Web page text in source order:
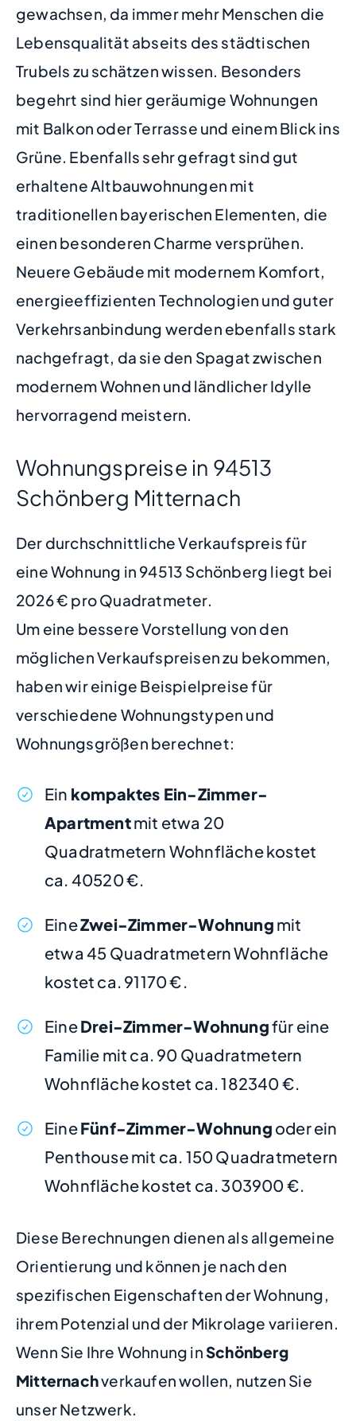
gewachsen, da immer mehr Menschen die
Lebensqualität abseits des städtischen
Trubels zu schätzen wissen. Besonders
begehrt sind hier geräumige Wohnungen
mit Balkon oder Terrasse und einem Blick ins
Grüne. Ebenfalls sehr gefragt sind gut
erhaltene Altbauwohnungen mit
traditionellen bayerischen Elementen, die
einen besonderen Charme versprühen.
Neuere Gebäude mit modernem Komfort,
energieeffizienten Technologien und guter
Verkehrsanbindung werden ebenfalls stark
nachgefragt, da sie den Spagat zwischen
modernem Wohnen und ländlicher Idylle
hervorragend meistern.
Wohnungspreise in 94513
Schönberg Mitternach
Der durchschnittliche Verkaufspreis für
eine Wohnung in 94513 Schönberg liegt bei
2026 € pro Quadratmeter.
Um eine bessere Vorstellung von den
möglichen Verkaufspreisen zu bekommen,
haben wir einige Beispielpreise für
verschiedene Wohnungstypen und
Wohnungsgrößen berechnet:
Ein kompaktes Ein-Zimmer-
Apartmentmit etwa 20
Quadratmetern Wohnfläche kostet
ca. 40520 €.
EineZwei-Zimmer-Wohnung mit
etwa 45 Quadratmetern Wohnfläche
kostet ca. 91170 €.
EineDrei-Zimmer-Wohnungfür eine
Familie mit ca. 90 Quadratmetern
Wohnfläche kostet ca. 182340 €.
EineFünf-Zimmer-Wohnung oder ein
Penthouse mit ca. 150 Quadratmetern
Wohnfläche kostet ca. 303900 €.
Diese Berechnungen dienen als allgemeine
Orientierung und können je nach den
spezifischen Eigenschaften der Wohnung,
ihrem Potenzial und der Mikrolage variieren.
Wenn Sie Ihre Wohnung inSchönberg
Mitternachverkaufen wollen, nutzen Sie
unser Netzwerk.